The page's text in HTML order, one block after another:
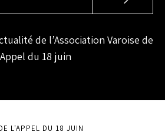
de l’Association Varoise de
du 18 juin
L'APPEL DU 18 JUIN